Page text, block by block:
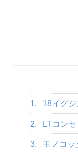
1. 18イグ
2. LTコン
3. モノコッ